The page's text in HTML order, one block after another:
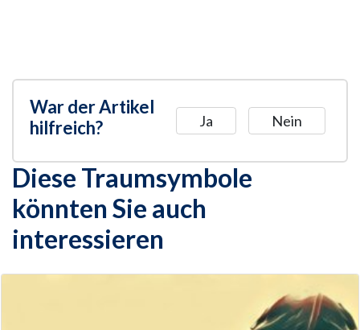
War der Artikel
hilfreich?
Ja Nein
Diese Traumsymbole
könnten Sie auch
interessieren